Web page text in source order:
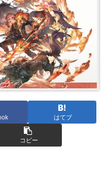
はてブ
コピー